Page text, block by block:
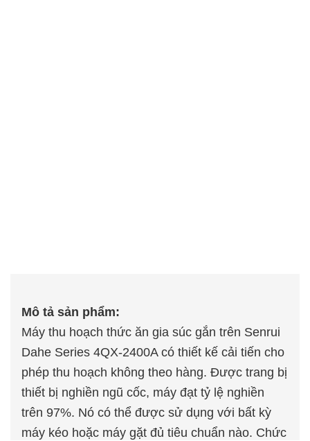
Mô tả sản phẩm:
Máy thu hoạch thức ăn gia súc gắn trên Senrui
Dahe Series 4QX-2400A có thiết kế cải tiến cho
phép thu hoạch không theo hàng. Được trang bị
thiết bị nghiền ngũ cốc, máy đạt tỷ lệ nghiền
trên 97%. Nó có thể được sử dụng với bất kỳ
máy kéo hoặc máy gặt đủ tiêu chuẩn nào. Chức